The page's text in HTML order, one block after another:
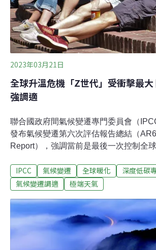
2023年03月21日
全球升溫危機「Z世代」受衝擊最
強調適
聯合國政府間氣候變遷專門委員會（
發布氣候變遷第六次評估報告總結（
Report），強調當前是最後一次控制全
的「Z世代」將面臨最大氣候衝擊，國內
標，也應著重公平調適政策。升溫1.5℃
（AR6）的總結報告，指出地球可能在
化臨界值，呼籲工業化國家聯合減少溫
2030年將溫室氣體排放量減少一半，並
全停止排放二氧化碳，唯有如此，全球
IPCC 氣候變遷 全球暖化
深度低碳
氣候變遷調適
極端天氣